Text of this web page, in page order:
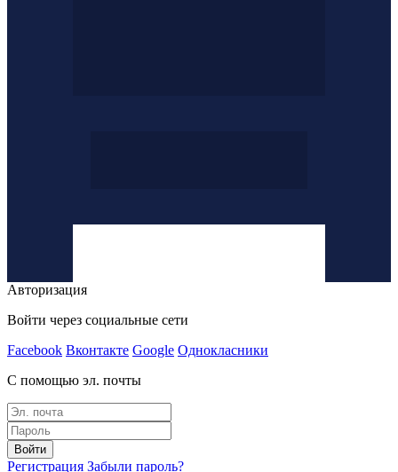
Авторизация
Войти через социальные сети
Facebook Вконтакте Google Однокласники
С помощью эл. почты
Войти
Регистрация Забыли пароль?